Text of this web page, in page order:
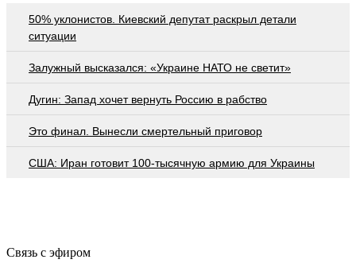
50% уклонистов. Киевский депутат раскрыл детали
ситуации
Залужный высказался: «Украине НАТО не светит»
Дугин: Запад хочет вернуть Россию в рабство
Это финал. Вынесли смертельный приговор
США: Иран готовит 100-тысячную армию для Украины
Связь с эфиром